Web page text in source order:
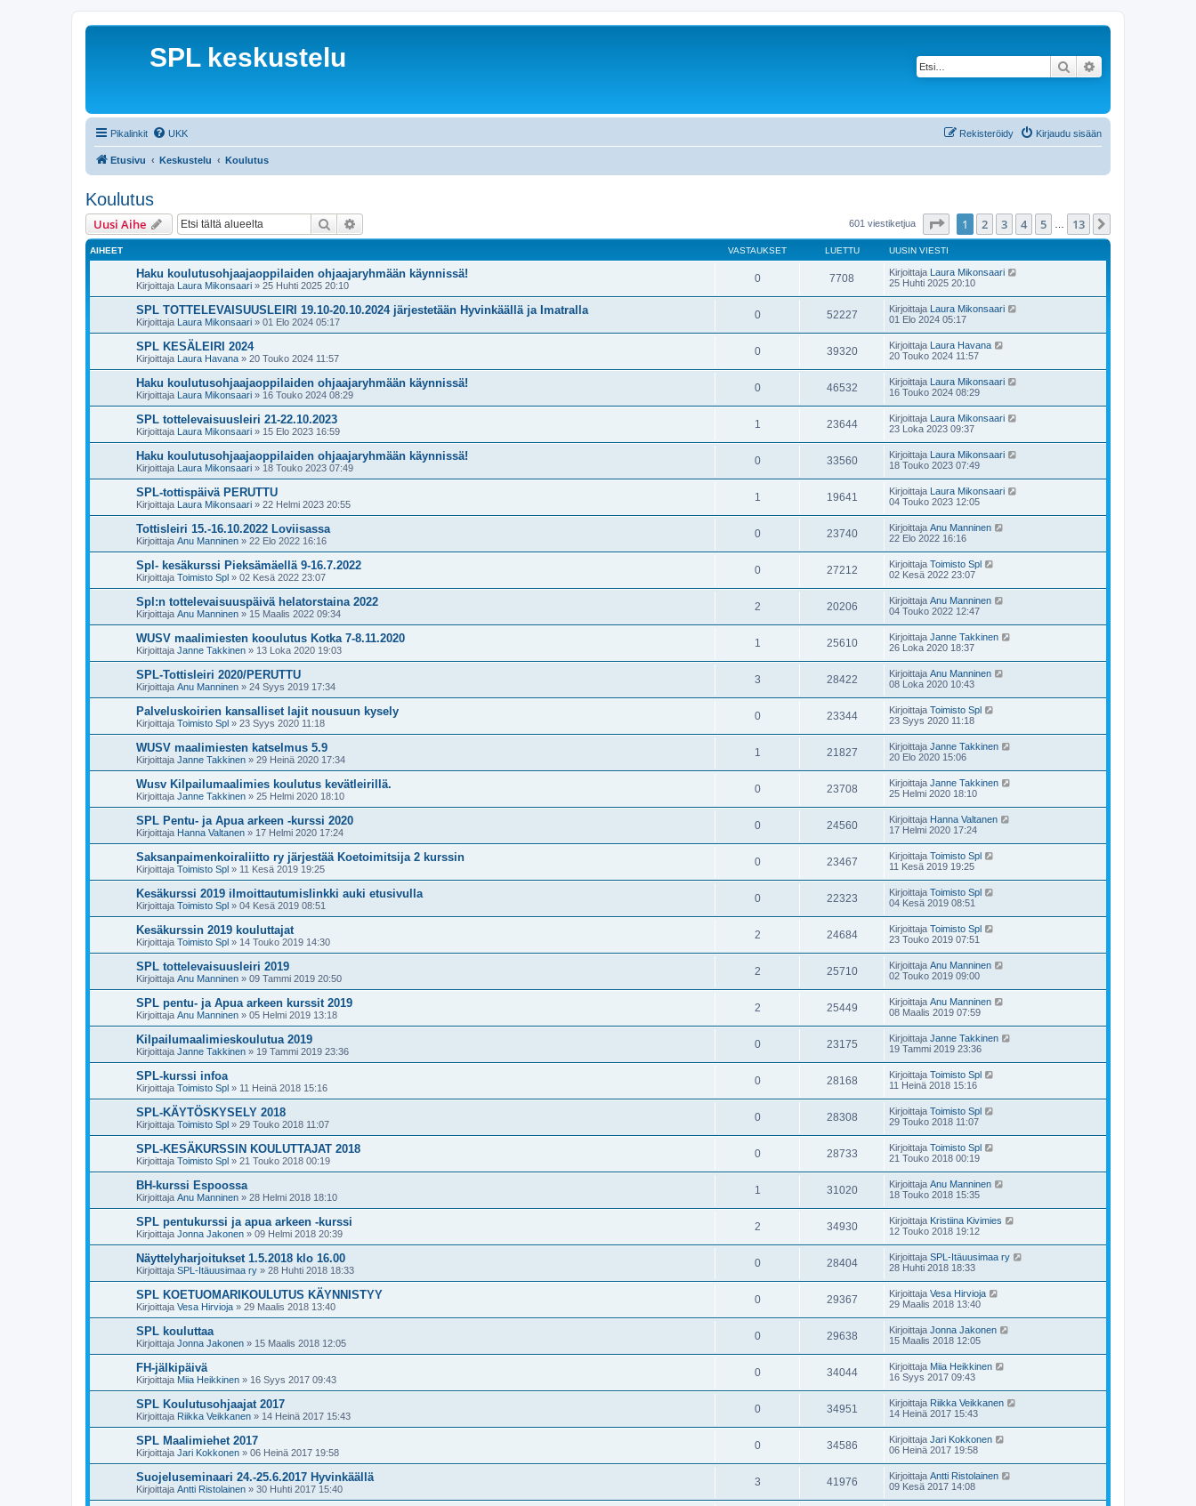
SPL keskustelu Etsi
Pikalinkit UKK Kirjaudu sisään
Rekisteröidy
Etusivu Keskustelu Koulutus
Koulutus
Uusi Aihe Etsi 601 viestiketjua Sivu 13
1 2 3 4 5 13
AIHEET VASTAUKSET LUETTU UUSIN VIESTI
Haku koulutusohjaajaoppilaiden ohjaajaryhmään käynnissä!
Kirjoittaja Laura Mikonsaari » 25 Huhti 2025 20:10
0 7708 Kirjoittaja Laura Mikonsaari
25 Huhti 2025 20:10
SPL TOTTELEVAISUUSLEIRI 19.10-20.10.2024 järjestetään Hyvinkäällä ja Imatralla
Kirjoittaja Laura Mikonsaari » 01 Elo 2024 05:17
0 52227 Kirjoittaja Laura Mikonsaari
01 Elo 2024 05:17
SPL KESÄLEIRI 2024
Kirjoittaja Laura Havana » 20 Touko 2024 11:57
0 39320 Kirjoittaja Laura Havana
20 Touko 2024 11:57
Haku koulutusohjaajaoppilaiden ohjaajaryhmään käynnissä!
Kirjoittaja Laura Mikonsaari » 16 Touko 2024 08:29
0 46532 Kirjoittaja Laura Mikonsaari
16 Touko 2024 08:29
SPL tottelevaisuusleiri 21-22.10.2023
Kirjoittaja Laura Mikonsaari » 15 Elo 2023 16:59
1 23644 Kirjoittaja Laura Mikonsaari
23 Loka 2023 09:37
Haku koulutusohjaajaoppilaiden ohjaajaryhmään käynnissä!
Kirjoittaja Laura Mikonsaari » 18 Touko 2023 07:49
0 33560 Kirjoittaja Laura Mikonsaari
18 Touko 2023 07:49
SPL-tottispäivä PERUTTU
Kirjoittaja Laura Mikonsaari » 22 Helmi 2023 20:55
1 19641 Kirjoittaja Laura Mikonsaari
04 Touko 2023 12:05
Tottisleiri 15.-16.10.2022 Loviisassa
Kirjoittaja Anu Manninen » 22 Elo 2022 16:16
0 23740 Kirjoittaja Anu Manninen
22 Elo 2022 16:16
Spl- kesäkurssi Pieksämäellä 9-16.7.2022
Kirjoittaja Toimisto Spl » 02 Kesä 2022 23:07
0 27212 Kirjoittaja Toimisto Spl
02 Kesä 2022 23:07
Spl:n tottelevaisuuspäivä helatorstaina 2022
Kirjoittaja Anu Manninen » 15 Maalis 2022 09:34
2 20206 Kirjoittaja Anu Manninen
04 Touko 2022 12:47
WUSV maalimiesten kooulutus Kotka 7-8.11.2020
Kirjoittaja Janne Takkinen » 13 Loka 2020 19:03
1 25610 Kirjoittaja Janne Takkinen
26 Loka 2020 18:37
SPL-Tottisleiri 2020/PERUTTU
Kirjoittaja Anu Manninen » 24 Syys 2019 17:34
3 28422 Kirjoittaja Anu Manninen
08 Loka 2020 10:43
Palveluskoirien kansalliset lajit nousuun kysely
Kirjoittaja Toimisto Spl » 23 Syys 2020 11:18
0 23344 Kirjoittaja Toimisto Spl
23 Syys 2020 11:18
WUSV maalimiesten katselmus 5.9
Kirjoittaja Janne Takkinen » 29 Heinä 2020 17:34
1 21827 Kirjoittaja Janne Takkinen
20 Elo 2020 15:06
Wusv Kilpailumaalimies koulutus kevätleirillä.
Kirjoittaja Janne Takkinen » 25 Helmi 2020 18:10
0 23708 Kirjoittaja Janne Takkinen
25 Helmi 2020 18:10
SPL Pentu- ja Apua arkeen -kurssi 2020
Kirjoittaja Hanna Valtanen » 17 Helmi 2020 17:24
0 24560 Kirjoittaja Hanna Valtanen
17 Helmi 2020 17:24
Saksanpaimenkoiraliitto ry järjestää Koetoimitsija 2 kurssin
Kirjoittaja Toimisto Spl » 11 Kesä 2019 19:25
0 23467 Kirjoittaja Toimisto Spl
11 Kesä 2019 19:25
Kesäkurssi 2019 ilmoittautumislinkki auki etusivulla
Kirjoittaja Toimisto Spl » 04 Kesä 2019 08:51
0 22323 Kirjoittaja Toimisto Spl
04 Kesä 2019 08:51
Kesäkurssin 2019 kouluttajat
Kirjoittaja Toimisto Spl » 14 Touko 2019 14:30
2 24684 Kirjoittaja Toimisto Spl
23 Touko 2019 07:51
SPL tottelevaisuusleiri 2019
Kirjoittaja Anu Manninen » 09 Tammi 2019 20:50
2 25710 Kirjoittaja Anu Manninen
02 Touko 2019 09:00
SPL pentu- ja Apua arkeen kurssit 2019
Kirjoittaja Anu Manninen » 05 Helmi 2019 13:18
2 25449 Kirjoittaja Anu Manninen
08 Maalis 2019 07:59
Kilpailumaalimieskoulutua 2019
Kirjoittaja Janne Takkinen » 19 Tammi 2019 23:36
0 23175 Kirjoittaja Janne Takkinen
19 Tammi 2019 23:36
SPL-kurssi infoa
Kirjoittaja Toimisto Spl » 11 Heinä 2018 15:16
0 28168 Kirjoittaja Toimisto Spl
11 Heinä 2018 15:16
SPL-KÄYTÖSKYSELY 2018
Kirjoittaja Toimisto Spl » 29 Touko 2018 11:07
0 28308 Kirjoittaja Toimisto Spl
29 Touko 2018 11:07
SPL-KESÄKURSSIN KOULUTTAJAT 2018
Kirjoittaja Toimisto Spl » 21 Touko 2018 00:19
0 28733 Kirjoittaja Toimisto Spl
21 Touko 2018 00:19
BH-kurssi Espoossa
Kirjoittaja Anu Manninen » 28 Helmi 2018 18:10
1 31020 Kirjoittaja Anu Manninen
18 Touko 2018 15:35
SPL pentukurssi ja apua arkeen -kurssi
Kirjoittaja Jonna Jakonen » 09 Helmi 2018 20:39
2 34930 Kirjoittaja Kristiina Kivimies
12 Touko 2018 19:12
Näyttelyharjoitukset 1.5.2018 klo 16.00
Kirjoittaja SPL-Itäuusimaa ry » 28 Huhti 2018 18:33
0 28404 Kirjoittaja SPL-Itäuusimaa ry
28 Huhti 2018 18:33
SPL KOETUOMARIKOULUTUS KÄYNNISTYY
Kirjoittaja Vesa Hirvioja » 29 Maalis 2018 13:40
0 29367 Kirjoittaja Vesa Hirvioja
29 Maalis 2018 13:40
SPL kouluttaa
Kirjoittaja Jonna Jakonen » 15 Maalis 2018 12:05
0 29638 Kirjoittaja Jonna Jakonen
15 Maalis 2018 12:05
FH-jälkipäivä
Kirjoittaja Miia Heikkinen » 16 Syys 2017 09:43
0 34044 Kirjoittaja Miia Heikkinen
16 Syys 2017 09:43
SPL Koulutusohjaajat 2017
Kirjoittaja Riikka Veikkanen » 14 Heinä 2017 15:43
0 34951 Kirjoittaja Riikka Veikkanen
14 Heinä 2017 15:43
SPL Maalimiehet 2017
Kirjoittaja Jari Kokkonen » 06 Heinä 2017 19:58
0 34586 Kirjoittaja Jari Kokkonen
06 Heinä 2017 19:58
Suojeluseminaari 24.-25.6.2017 Hyvinkäällä
Kirjoittaja Antti Ristolainen » 30 Huhti 2017 15:40
3 41976 Kirjoittaja Antti Ristolainen
09 Kesä 2017 14:08